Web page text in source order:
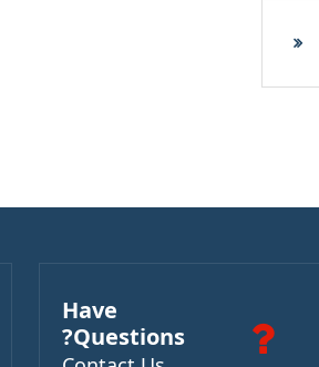
Have
Questions?